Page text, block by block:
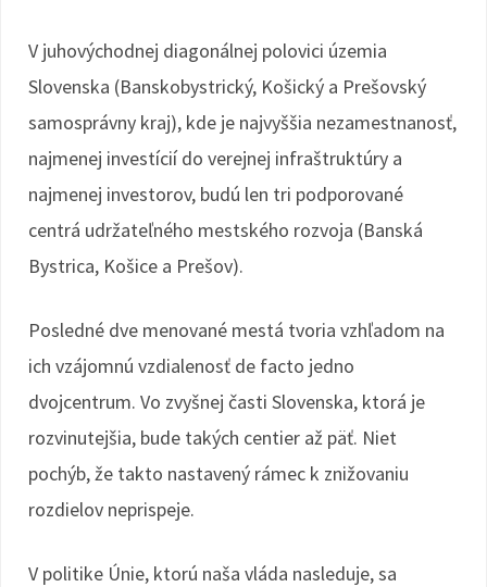
V juhovýchodnej diagonálnej polovici územia
Slovenska (Banskobystrický, Košický a Prešovský
samosprávny kraj), kde je najvyššia nezamestnanosť,
najmenej investícií do verejnej infraštruktúry a
najmenej investorov, budú len tri podporované
centrá udržateľného mestského rozvoja (Banská
Bystrica, Košice a Prešov).
Posledné dve menované mestá tvoria vzhľadom na
ich vzájomnú vzdialenosť de facto jedno
dvojcentrum. Vo zvyšnej časti Slovenska, ktorá je
rozvinutejšia, bude takých centier až päť. Niet
pochýb, že takto nastavený rámec k znižovaniu
rozdielov neprispeje.
V politike Únie, ktorú naša vláda nasleduje, sa